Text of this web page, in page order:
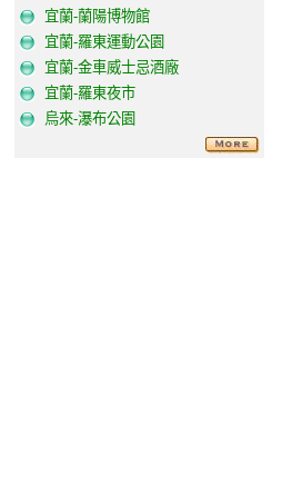
宜蘭-蘭陽博物館
宜蘭-羅東運動公園
宜蘭-金車威士忌酒廠
宜蘭-羅東夜市
烏來-瀑布公園